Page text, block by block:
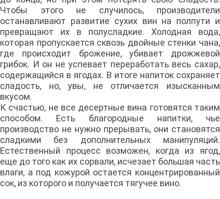
Чтобы этого не случилось, производители
останавливают развитие сухих вин на полпути и
превращают их в полусладкие. Холодная вода,
которая пропускается сквозь двойные стенки чана,
где происходит брожение, убивает дрожжевой
грибок. И он не успевает переработать весь сахар,
содержащийся в ягодах. В итоге напиток сохраняет
сладость, но, увы, не отличается изысканным
вкусом.
К счастью, не все десертные вина готовятся таким
способом. Есть благородные напитки, чье
производство не нужно прерывать, они становятся
сладкими без дополнительных манипуляций.
Естественный процесс возможен, когда из ягод,
еще до того как их сорвали, исчезает большая часть
влаги, а под кожурой остается концентрированный
сок, из которого и получается тягучее вино.